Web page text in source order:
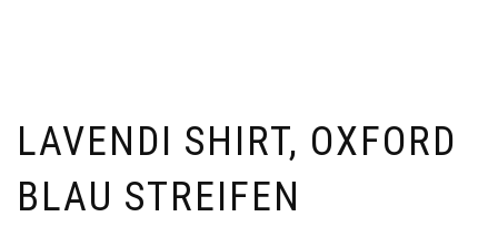
LAVENDI SHIRT, OXFORD
BLAU STREIFEN